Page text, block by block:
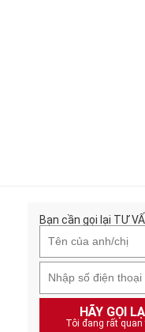
Bạn cần gọi lại TƯ
HÃY GỌI
Tôi đang rất